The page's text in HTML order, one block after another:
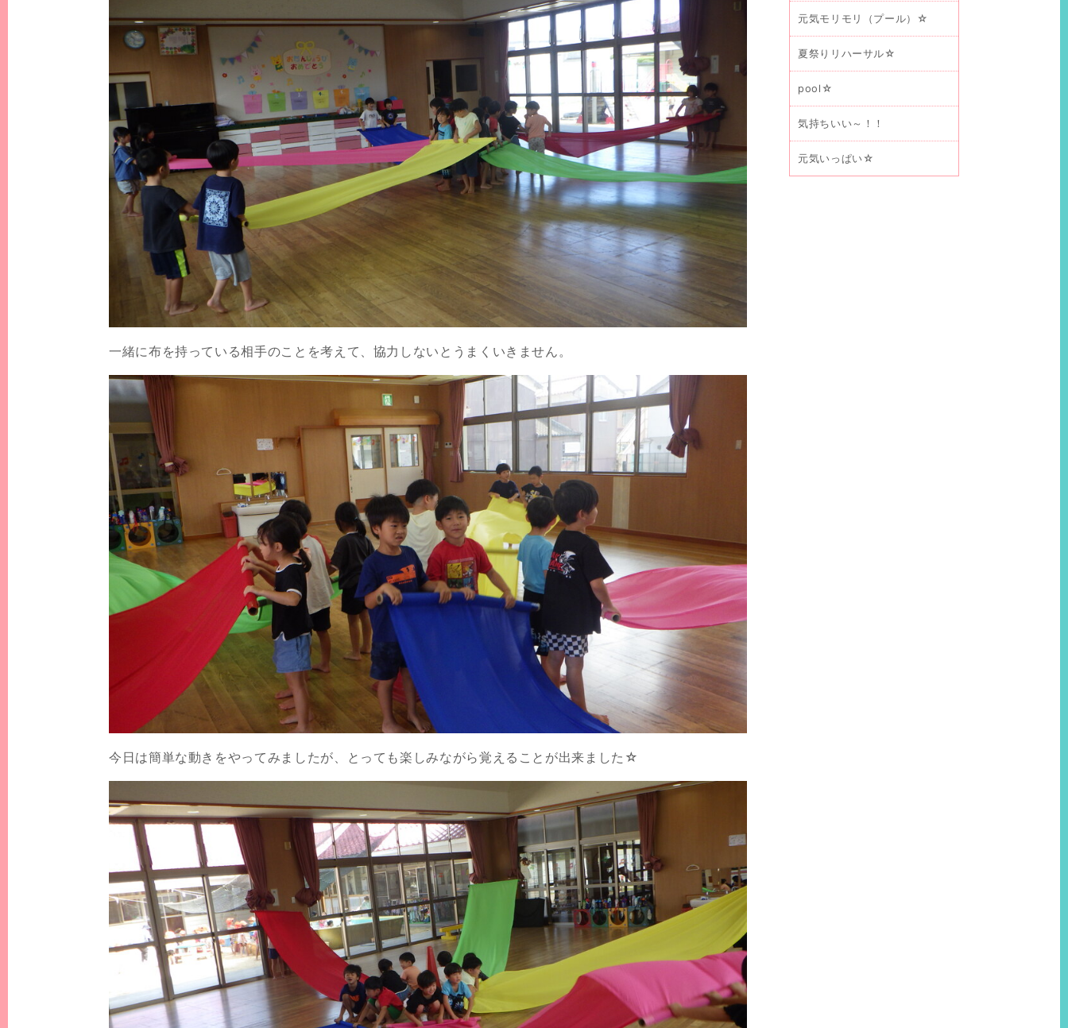
一緒に布を持っている相手のことを考えて、協力しないとうまくいきません。
今日は簡単な動きをやってみましたが、とっても楽しみながら覚えることが出来ました☆
元気モリモリ（プール）☆
夏祭りリハーサル☆
pool☆
気持ちいい～！！
元気いっぱい☆